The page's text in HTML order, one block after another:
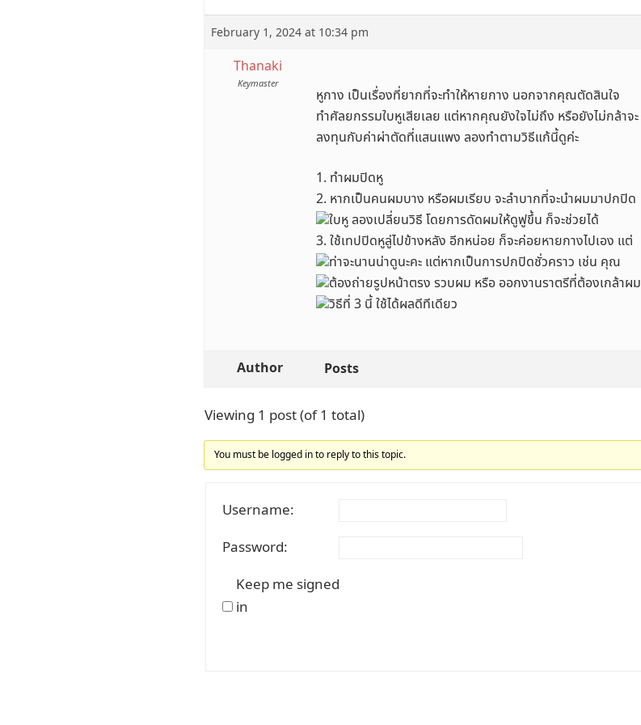
February 1, 2024 at 10:34 pm
Thanaki
Keymaster
หูกาง เป็นเรื่องที่ยากที่จะทำให้หายกาง นอกจากคุณตัดสินใจ
ทำศัลยกรรมใบหูเสียเลย แต่หากคุณยังใจไม่ถึง หรือยังไม่กล้าจะ
ลงทุนกับค่าผ่าตัดที่แสนแพง ลองทำตามวิธีแก้นี้ดูค่ะ
1. ทำผมปิดหู
2. หากเป็นคนผมบาง หรือผมเรียบ จะลำบากที่จะนำผมมาปกปิด
ใบหู ลองเปลี่ยนวิธี โดยการดัดผมให้ดูฟูขึ้น ก็จะช่วยได้
3. ใช้เทปปิดหูลู่ไปข้างหลัง อีกหน่อย ก็จะค่อยหายกางไปเอง แต่
ท่าจะนานน่าดูนะคะ แต่หากเป็นการปกปิดชั่วคราว เช่น คุณ
ต้องถ่ายรูปหน้าตรง รวบผม หรือ ออกงานราตรีที่ต้องเกล้าผม
วิธีที่ 3 นี้ ใช้ได้ผลดีทีเดียว
Author Posts
Viewing 1 post (of 1 total)
You must be logged in to reply to this topic.
Username:
Password:
Keep me signed
in